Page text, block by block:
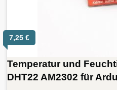
7,25 €
Temperatur und
DHT22 AM2302 für